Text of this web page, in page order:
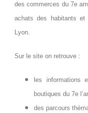
des commerces du 7e
achats des habitants et
Lyon.
Sur le site on retrouve :
les informations
boutiques du 7e
des parcours